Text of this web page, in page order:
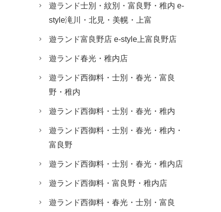
遊ランド士別・紋別・富良野・稚内 e-
style滝川・北見・美幌・上富
遊ランド富良野店 e-style上富良野店
遊ランド春光・稚内店
遊ランド西御料・士別・春光・富良
野・稚内
遊ランド西御料・士別・春光・稚内
遊ランド西御料・士別・春光・稚内・
富良野
遊ランド西御料・士別・春光・稚内店
遊ランド西御料・富良野・稚内店
遊ランド西御料・春光・士別・富良